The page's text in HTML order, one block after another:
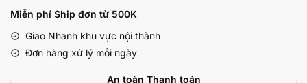
kích
dương
vật
Miễn phí Ship đơn từ 500K
Giao Nhanh khu vực nội thành
Đơn hàng xử lý mỗi ngày
An toàn Thanh toán